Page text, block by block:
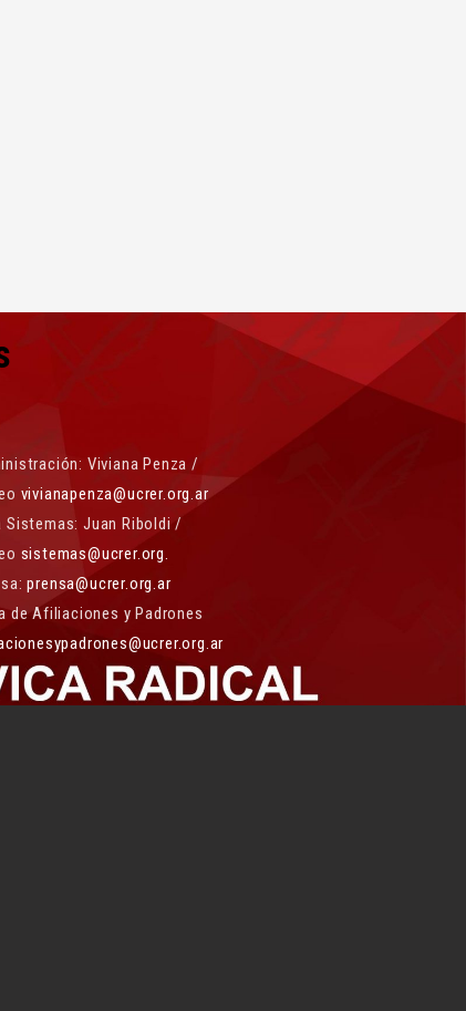
Viviana Penza /
vivianapenza@ucrer.org.ar
Sistemas: Juan Riboldi /
sistemas@ucrer.org.
prensa@ucrer.org.ar
de Afiliaciones y Padrones